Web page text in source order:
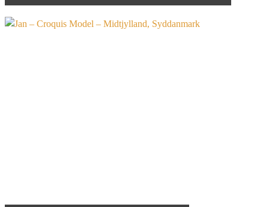
Croquis Model